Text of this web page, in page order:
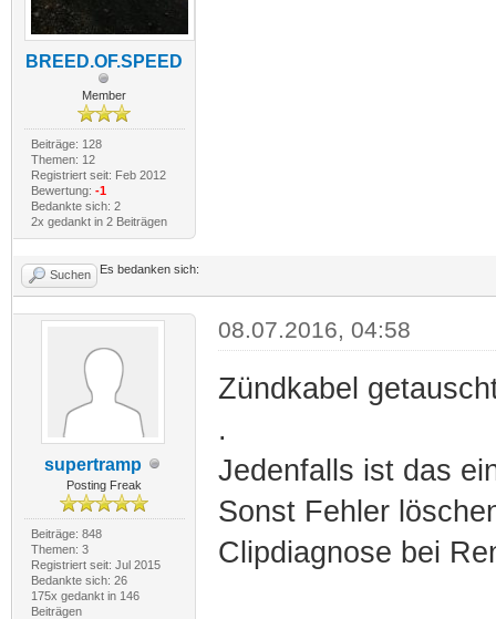
BREED.OF.SPEED
Member
Beiträge: 128
Themen: 12
Registriert seit: Feb 2012
Bewertung: -1
Bedankte sich: 2
2x gedankt in 2 Beiträgen
Suchen Es bedanken sich:
supertramp
Posting Freak
Beiträge: 848
Themen: 3
Registriert seit: Jul 2015
Bedankte sich: 26
175x gedankt in 146
Beiträgen
08.07.2016, 04:58
Zündkabel
.
Jedenfalls ist das
Sonst Fehler
Clipdiagnose bei